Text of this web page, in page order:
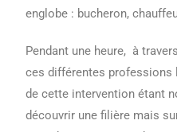
englobe : bucheron,
Pendant une heure, à
ces différentes professions
de cette intervention étant
découvrir une filière mais